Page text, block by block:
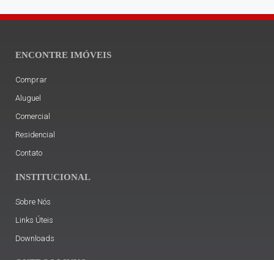
ENCONTRE IMÓVEIS
Comprar
Aluguel
Comercial
Residencial
Contato
INSTITUCIONAL
Sobre Nós
Links Úteis
Downloads